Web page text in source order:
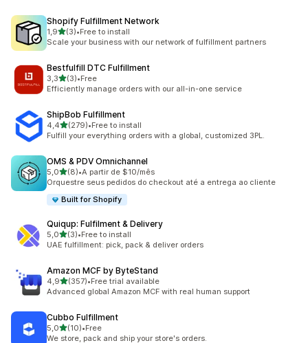
Shopify Fulfillment Network
1,9de 5 estrelas
(3)
3 total de avaliações
•Free to install
Scale your business with our network of fulfillment partners
Bestfulfill DTC Fulfillment
3,3de 5 estrelas
(3)
3 total de avaliações
•Free
Efficiently manage orders with our all-in-one service
ShipBob Fulfillment
4,4de 5 estrelas
(279)
279 total de avaliações
•Free to install
Fulfill your everything orders with a global, customized 3PL.
OMS & PDV Omnichannel
5,0de 5 estrelas
(8)
8 total de avaliações
•A partir de $10/mês
Orquestre seus pedidos do checkout até a entrega ao cliente
Built for Shopify
Quiqup: Fulfilment & Delivery
5,0de 5 estrelas
(3)
3 total de avaliações
•Free to install
UAE fulfillment: pick, pack & deliver orders
Amazon MCF by ByteStand
4,9de 5 estrelas
(357)
357 total de avaliações
•Free trial available
Advanced global Amazon MCF with real human support
Cubbo Fulfillment
5,0de 5 estrelas
(10)
10 total de avaliações
•Free
We store, pack and ship your store's orders.